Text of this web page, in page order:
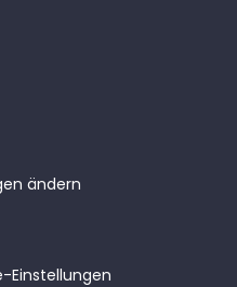
ändern
Einstellungen